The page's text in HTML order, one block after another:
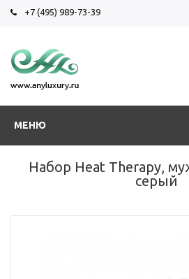
+7 (495) 989-73-39
МЕНЮ
Набор Heat Therapy,
серый